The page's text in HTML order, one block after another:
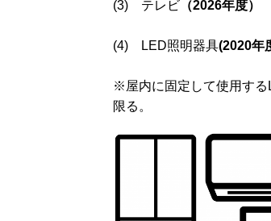
(3) テレビ （2026年度）
(4) LED照明器具(2020年
※屋内に固定して使用する
限る。